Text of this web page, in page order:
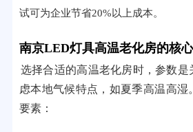
试可为企业节省20%以上成本。
南京LED灯具高温老化房的核
选择合适的高温老化房时，参数是
虑本地气候特点，如夏季高温高湿
要素：